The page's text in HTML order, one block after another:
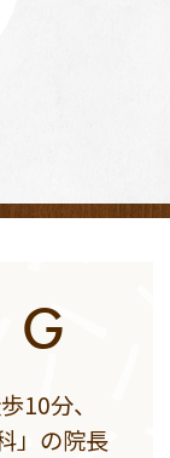
10分、
」の院長